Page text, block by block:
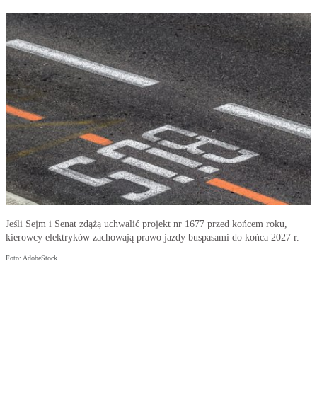
Jeśli Sejm i Senat zdążą uchwalić projekt nr 1677 przed końcem roku,
kierowcy elektryków zachowają prawo jazdy buspasami do końca 2027 r.
Foto: AdobeStock